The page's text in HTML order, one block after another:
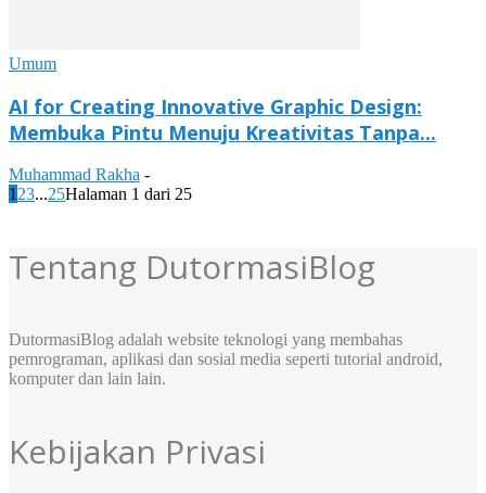
Umum
AI for Creating Innovative Graphic Design:
Membuka Pintu Menuju Kreativitas Tanpa...
Muhammad Rakha -
1 23...25Halaman 1 dari 25
Tentang DutormasiBlog
DutormasiBlog adalah website teknologi yang membahas
pemrograman, aplikasi dan sosial media seperti tutorial android,
komputer dan lain lain.
Kebijakan Privasi